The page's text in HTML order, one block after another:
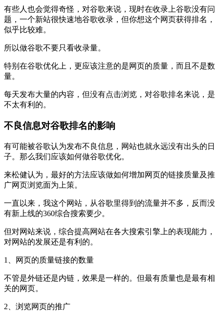
有些人也会觉得奇怪，对谷歌来说，现时在收录上谷歌没有问
题，一个新站很快速地谷歌收录，但你想这个网页获得排名，
似乎比较难。
所以做谷歌不要只看收录量。
特别在谷歌优化上，更应该注意的是网页的质量，而且不是数
量。
每天发布大量的内容，但没有点击浏览，对谷歌排名来说，是
不太有利的。
不良信息对谷歌排名的影响
有可能被谷歌认为发布不良信息，网站也就永远没有出头的日
子。那么我们应该如何做谷歌优化。
来松健认为，最好的方法应该做如何增加网页的链接质量及推
广网页浏览面为上策。
一直以来，我这个网站，从谷歌里得到的流量并不多，反而没
有新上线的360综合搜索要少。
但对网站来说，综合提高网站在各大搜索引擎上的表现能力，
对网站的发展还是有利的。
1、网页的质量链接的数量
不管是外链还是内链，效果是一样的。但最有质量也是最有相
关的网页。
2、浏览网页的推广